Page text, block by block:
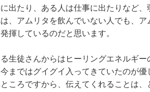
出たり、ある人は仕事に出たりなど
、アムリタを飲んでいない人でも、
揮しているのだと思います。
生徒さんからはヒーリングエネルギー
今まではグイグイ入ってきていたのが
ころですから、伝えてくれることは